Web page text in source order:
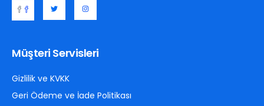
Müşteri Servisleri
Gizlilik ve KVKK
Geri Ödeme ve İade Politikası